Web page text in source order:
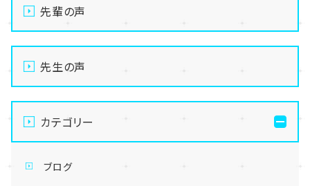
先輩の声
先生の声
カテゴリー
ブログ